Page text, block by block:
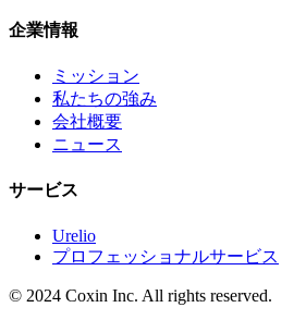
企業情報
ミッション
私たちの強み
会社概要
ニュース
サービス
Urelio
プロフェッショナルサービス
© 2024 Coxin Inc. All rights reserved.